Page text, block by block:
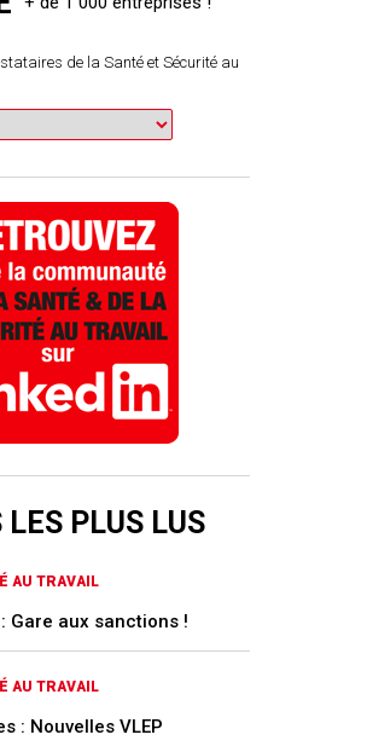
de la Santé et Sécurité au
PLUS LUS
AU TRAVAIL
Gare aux sanctions !
AU TRAVAIL
: Nouvelles VLEP